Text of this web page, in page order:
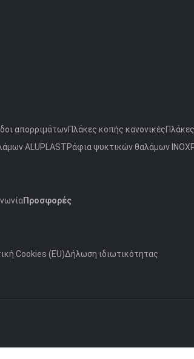
απορριμάτωνΠλάκες κοπής κανονικές
ALUPLASTΡάφια ψυκτικών θαλάμων
Προσφορές
Cookies (EU)Δήλωση ιδιωτικότητας